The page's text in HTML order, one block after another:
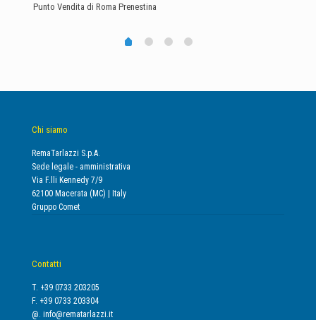
Punto Vendita di Roma Prenestina
Chi siamo
RemaTarlazzi S.p.A.
Sede legale - amministrativa
Via F.lli Kennedy 7/9
62100 Macerata (MC) | Italy
Gruppo Comet
Contatti
T. +39 0733 203205
F. +39 0733 203304
@. info@rematarlazzi.it